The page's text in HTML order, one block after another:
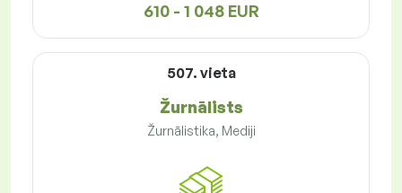
610 - 1 048 EUR
507. vieta
Žurnālists
Žurnālistika, Mediji